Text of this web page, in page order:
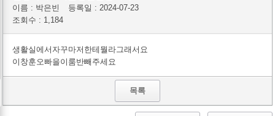
이름 : 박은빈 등록일 : 2024-07-23
조회수 : 1,184
생활실에서자꾸마저한테뭘라그래서요
이창훈오빠을이룸반빼주세요
목록